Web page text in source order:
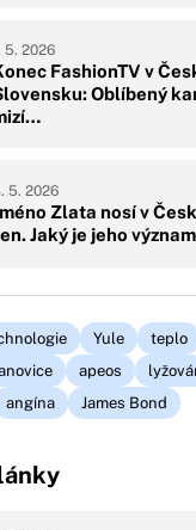
FashionTV v
Oblíbený
5. 2026
Zlata nosí v
Jaký je jeho
5. 2026
Yule
teplo
apeos
angína James Bond